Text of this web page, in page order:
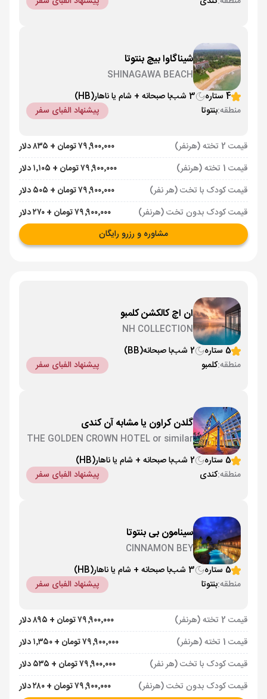
شیناگاوا بیچ بنتوتا
SHINAGAWA BEACH
4 ستاره
3 شب با صبحانه + شام یا ناهار(HB)
منطقه:بنتوتا پیشنهاد الفبای سفر
قیمت 2 تخته (هرنفر)
۷۹٬۹۰۰٬۰۰۰ تومان + ۸۳۵ دلار
قیمت 1 تخته (هرنفر)
۷۹٬۹۰۰٬۰۰۰ تومان + ۱٬۱۰۵ دلار
قیمت کودک با تخت (هر نفر)
۷۹٬۹۰۰٬۰۰۰ تومان + ۵۰۵ دلار
قیمت کودک بدون تخت (هرنفر)
۷۹٬۹۰۰٬۰۰۰ تومان + ۲۷۰ دلار
مشاوره و رزرو رایگان
ان اچ کالکشن کلمبو
NH COLLECTION
5 ستاره
2 شب با صبحانه(BB)
منطقه:کلمبو پیشنهاد الفبای سفر
گلدن کراون یا مشابه آن کندی
THE GOLDEN CROWN HOTEL or similar
5 ستاره
2 شب با صبحانه + شام یا ناهار(HB)
منطقه:کندی پیشنهاد الفبای سفر
سینامون بی بنتوتا
CINNAMON BEY
5 ستاره
3 شب با صبحانه + شام یا ناهار(HB)
منطقه:بنتوتا پیشنهاد الفبای سفر
قیمت 2 تخته (هرنفر)
۷۹٬۹۰۰٬۰۰۰ تومان + ۸۹۵ دلار
قیمت 1 تخته (هرنفر)
۷۹٬۹۰۰٬۰۰۰ تومان + ۱٬۳۵۰ دلار
قیمت کودک با تخت (هر نفر)
۷۹٬۹۰۰٬۰۰۰ تومان + ۵۳۵ دلار
قیمت کودک بدون تخت (هرنفر)
۷۹٬۹۰۰٬۰۰۰ تومان + ۲۸۰ دلار